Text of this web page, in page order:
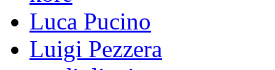
Luca Pucino
Luigi Pezzera